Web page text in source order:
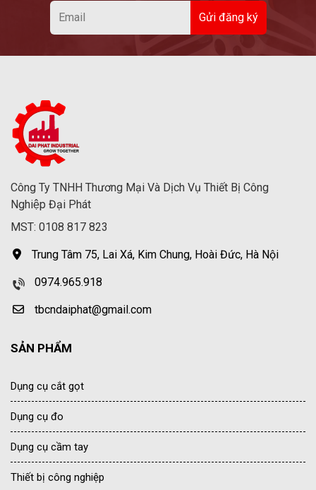
Công Ty TNHH Thương Mại Và Dịch Vụ Thiết Bị Công
Nghiệp Đại Phát
MST: 0108 817 823
Trung Tâm 75, Lai Xá, Kim Chung, Hoài Đức, Hà Nội
0974.965.918
tbcndaiphat@gmail.com
SẢN PHẨM
Dụng cụ cắt gọt
Dụng cụ đo
Dụng cụ cầm tay
Thiết bị công nghiệp